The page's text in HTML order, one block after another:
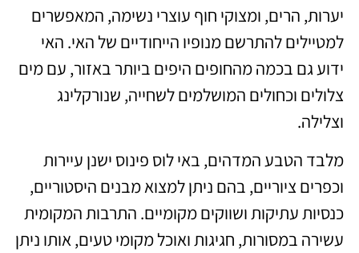
יערות, הרים, ומצוקי חוף עוצרי נשימה, המאפשרים
למטיילים להתרשם מנופיו הייחודיים של האי. האי
ידוע גם בכמה מהחופים היפים ביותר באזור, עם מים
צלולים וכחולים המושלמים לשחייה, שנורקלינג
וצלילה.
מלבד הטבע המדהים, באי לוס פינוס ישנן עיירות
וכפרים ציוריים, בהם ניתן למצוא מבנים היסטוריים,
כנסיות עתיקות ושווקים מקומיים. התרבות המקומית
עשירה במסורות, חגיגות ואוכל מקומי טעים, אותו ניתן